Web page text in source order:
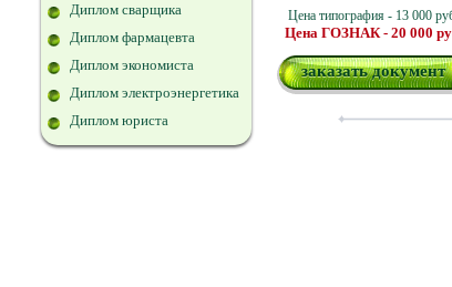
Диплом сварщика
Диплом фармацевта
Диплом экономиста
Диплом электроэнергетика
Диплом юриста
Цена типография - 13 000
Цена ГОЗНАК - 20 000
заказать документ